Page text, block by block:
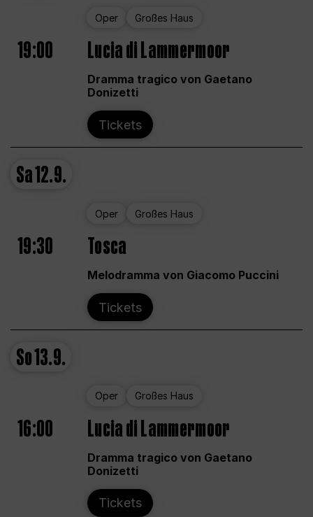
Oper Großes Haus
19:00 Lucia di Lammermoor
Dramma tragico von Gaetano
Donizetti
Tickets
Sa12.9.
Oper Großes Haus
19:30 Tosca
Melodramma von Giacomo Puccini
Tickets
So13.9.
Oper Großes Haus
16:00 Lucia di Lammermoor
Dramma tragico von Gaetano
Donizetti
Tickets